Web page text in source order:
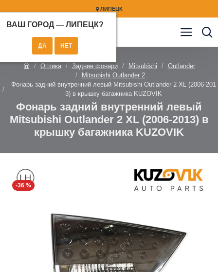
ЛИПЕЦК
ВАШ ГОРОД — ЛИПЕЦК?
Оптика Задние фонари Mitsubishi
Outlander
Mitsubishi Outlander 2
Фонарь задний внутренний левый Mitsubishi Outlander 2 XL (2006-201
3) в крышку багажника KUZOVIK
Фонарь задний внутренний левый
Mitsubishi Outlander 2 XL (2006-2013) в
крышку багажника KUZOVIK
-36 %